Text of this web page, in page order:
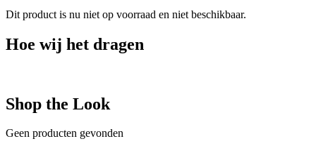
Dit product is nu niet op voorraad en niet beschikbaar.
Hoe wij het dragen
Shop the Look
Geen producten gevonden